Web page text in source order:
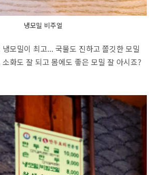
냉모밀 비주얼
모밀이 최고... 국물도 진하고 쫄깃한 모밀
화도 잘 되고 몸에도 좋은 모밀 잘 아시죠?